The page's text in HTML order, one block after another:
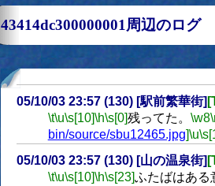
43414dc300000001周辺のログ
05/10/03 23:57 (130) [駅前繁華街]
\t\u\s[10]\h\s[0]残ってた。 \w8
bin/source/sbu12465.jpg]\u
05/10/03 23:57 (130) [山の温泉街]
\t\u\s[10]\h\s[23]ふたばはある